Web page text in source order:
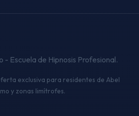
- Escuela de Hipnosis Profesional.
exclusiva para residentes de Abel
y zonas limítrofes.